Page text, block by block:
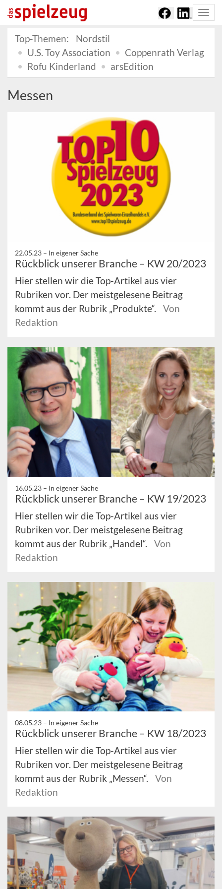
Top-Themen:
Nordstil
U.S. Toy Association
Coppenrath Verlag
Rofu Kinderland
arsEdition
Messen
22.05.23 – In eigener Sache
Rückblick unserer Branche – KW 20/2023
Hier stellen wir die Top-Artikel aus vier
Rubriken vor. Der meistgelesene Beitrag
kommt aus der Rubrik „Produkte“.
Von
Redaktion
16.05.23 – In eigener Sache
Rückblick unserer Branche – KW 19/2023
Hier stellen wir die Top-Artikel aus vier
Rubriken vor. Der meistgelesene Beitrag
kommt aus der Rubrik „Handel“.
Von
Redaktion
08.05.23 – In eigener Sache
Rückblick unserer Branche – KW 18/2023
Hier stellen wir die Top-Artikel aus vier
Rubriken vor. Der meistgelesene Beitrag
kommt aus der Rubrik „Messen“.
Von
Redaktion